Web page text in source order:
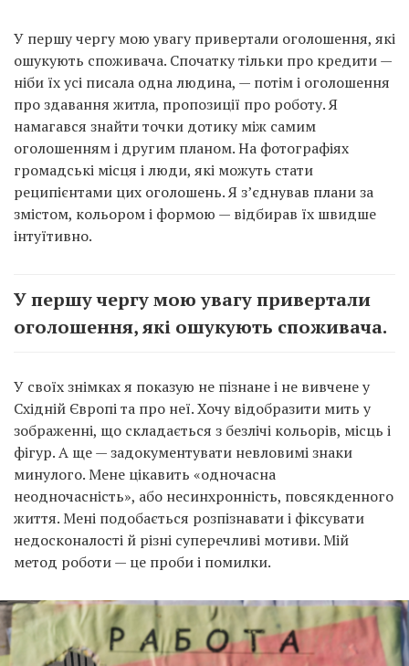
У першу чергу мою увагу привертали оголошення, які
ошукують споживача. Спочатку тільки про кредити —
ніби їх усі писала одна людина, — потім і оголошення
про здавання житла, пропозиції про роботу. Я
намагався знайти точки дотику між самим
оголошенням і другим планом. На фотографіях
громадські місця і люди, які можуть стати
реципієнтами цих оголошень. Я з’єднував плани за
змістом, кольором і формою — відбирав їх швидше
інтуїтивно.
У першу чергу мою увагу привертали
оголошення, які ошукують споживача.
У своїх знімках я показую не пізнане і не вивчене у
Східній Європі та про неї. Хочу відобразити мить у
зображенні, що складається з безлічі кольорів, місць і
фігур. А ще — задокументувати невловимі знаки
минулого. Мене цікавить «одночасна
неодночасність», або несинхронність, повсякденного
життя. Мені подобається розпізнавати і фіксувати
недосконалості й різні суперечливі мотиви. Мій
метод роботи — це проби і помилки.